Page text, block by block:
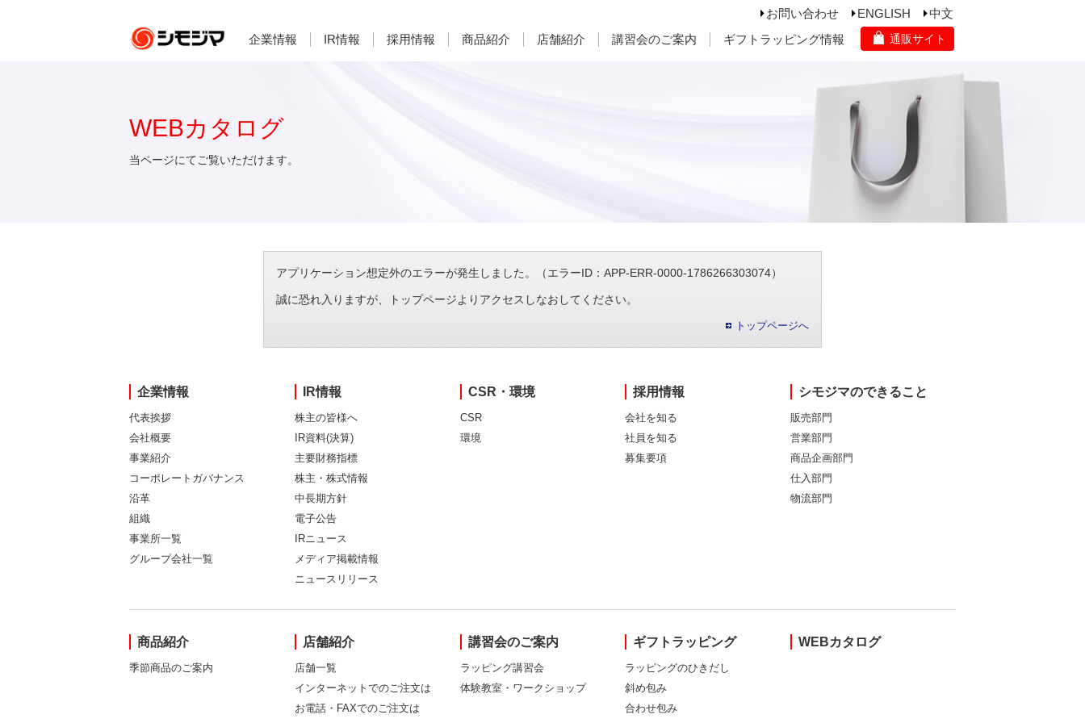
お問い合わせ ENGLISH
中文
企業情報
IR情報 採用情報 商品紹介 店舗紹介 講習会のご案内 ギフトラッピング情報 通販サイト
WEBカタログ
当ページにてご覧いただけます。
アプリケーション想定外のエラーが発生しました。（エラーID：APP-ERR-0000-1786266303074）
誠に恐れ入りますが、トップページよりアクセスしなおしてください。
トップページへ
企業情報
代表挨拶
会社概要
事業紹介
コーポレートガバナンス
沿革
組織
事業所一覧
グループ会社一覧
IR情報
株主の皆様へ
IR資料(決算)
主要財務指標
株主・株式情報
中長期方針
電子公告
IRニュース
メディア掲載情報
ニュースリリース
CSR・環境
CSR
環境
採用情報
会社を知る
社員を知る
募集要項
シモジマのできること
販売部門
営業部門
商品企画部門
仕入部門
物流部門
商品紹介
季節商品のご案内
店舗紹介
店舗一覧
インターネットでのご注文は
お電話・FAXでのご注文は
講習会のご案内
ラッピング講習会
体験教室・ワークショップ
ギフトラッピング
ラッピングのひきだし
斜め包み
合わせ包み
WEBカタログ